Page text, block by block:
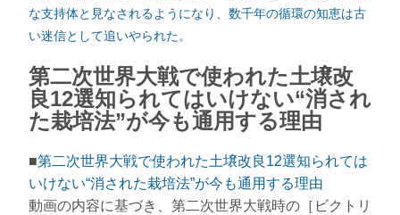
な支持体と見なされるようになり、数千年の循環の知恵は古
い迷信として追いやられた。
第二次世界大戦で使われた土壌改
良12選知られてはいけない“消され
た栽培法”が今も通用する理由
■第二次世界大戦で使われた土壌改良12選知られては
いけない“消された栽培法”が今も通用する理由
動画の内容に基づき、第二次世界大戦時の［ビクトリ